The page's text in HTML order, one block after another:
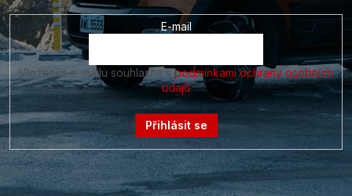
E-mail
Vložením e-mailu souhlasíte spodmínkami ochrany osobních
údajů
Přihlásit se